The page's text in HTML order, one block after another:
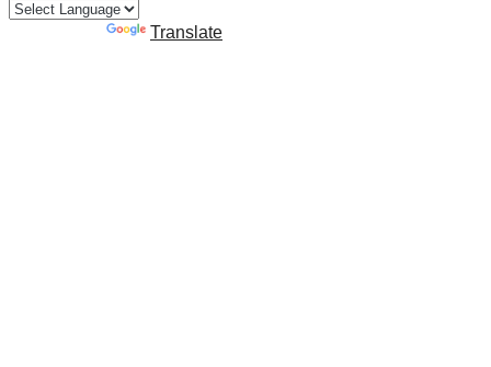
Translate